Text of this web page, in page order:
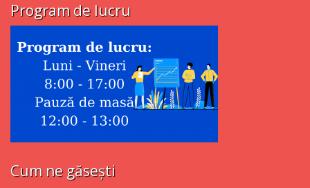
Program de lucru
Cum ne găsești